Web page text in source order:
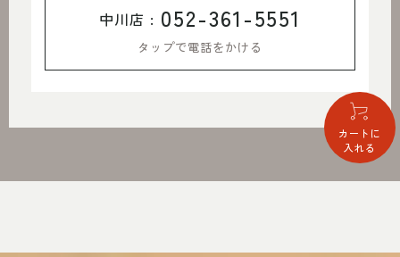
カートに
入れる
中川店 : 052-361-5551
タップで電話をかける